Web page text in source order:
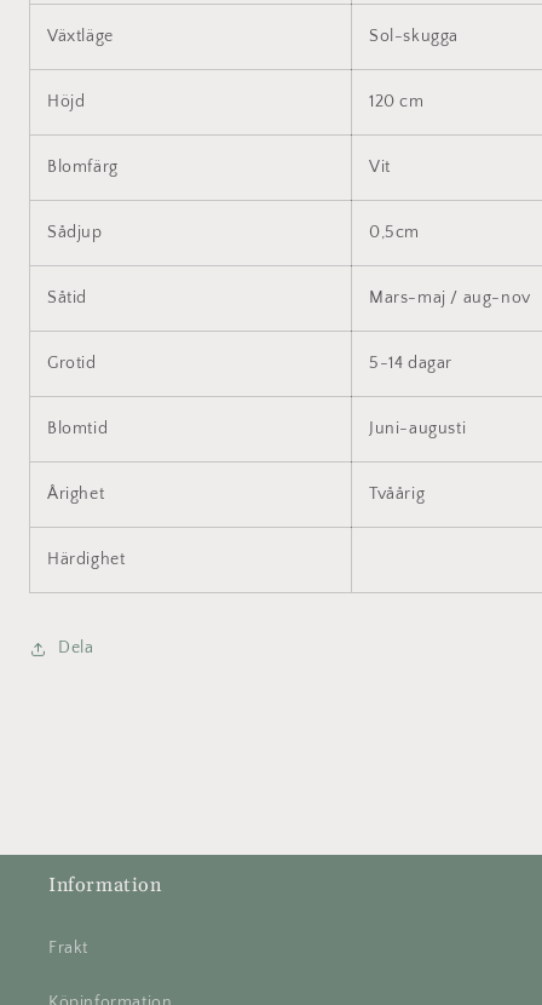
Växtläge Sol-skugga
Höjd 120 cm
Blomfärg Vit
Sådjup 0,5cm
Såtid Mars-maj / aug-nov
Grotid 5-14 dagar
Blomtid Juni-augusti
Årighet Tvåårig
Härdighet
Dela
Information
Frakt